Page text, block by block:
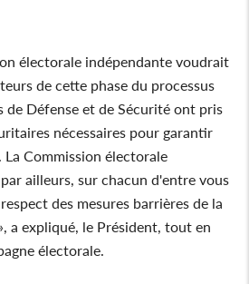
électorale indépendante voudrait
de cette phase du processus
de Défense et de Sécurité ont pris
nécessaires pour garantir
La Commission électorale
ailleurs, sur chacun d'entre vous
des mesures barrières de la
a expliqué, le Président, tout en
électorale.